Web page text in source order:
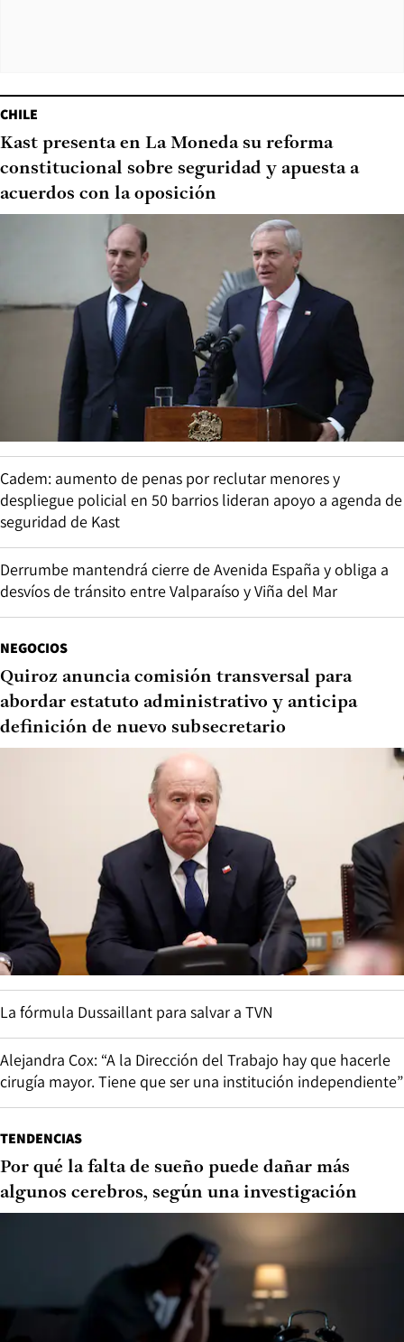
CHILE
Kast presenta en La Moneda su reforma
constitucional sobre seguridad y apuesta a
acuerdos con la oposición
Cadem: aumento de penas por reclutar menores y
despliegue policial en 50 barrios lideran apoyo a agenda de
seguridad de Kast
Derrumbe mantendrá cierre de Avenida España y obliga a
desvíos de tránsito entre Valparaíso y Viña del Mar
NEGOCIOS
Quiroz anuncia comisión transversal para
abordar estatuto administrativo y anticipa
definición de nuevo subsecretario
La fórmula Dussaillant para salvar a TVN
Alejandra Cox: “A la Dirección del Trabajo hay que hacerle
cirugía mayor. Tiene que ser una institución independiente”
TENDENCIAS
Por qué la falta de sueño puede dañar más
algunos cerebros, según una investigación